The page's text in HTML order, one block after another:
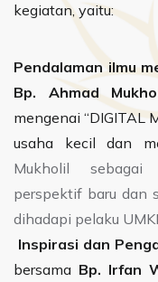
kegiatan, yaitu:
Pendalaman ilmu
Bp. Ahmad
mengenai “DIGITAL
usaha kecil dan
Mukholil sebagai
perspektif baru dan
dihadapi pelaku
Inspirasi dan
bersama Bp. Irfan